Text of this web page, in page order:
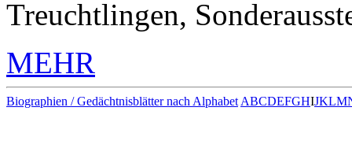
Treuchtlingen,
MEHR
Biographien / Gedächtnisblätter nach Alphabet ABCDEFGHIJKLM